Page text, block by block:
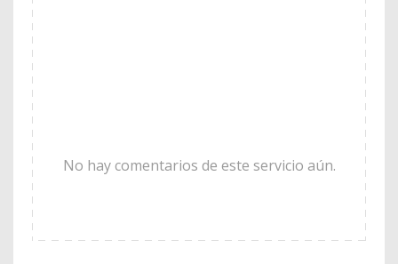
No hay comentarios de este servicio aún.